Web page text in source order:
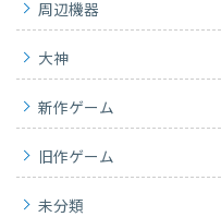
周辺機器
大神
新作ゲーム
旧作ゲーム
未分類